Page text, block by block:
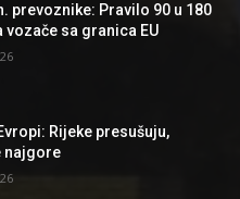
prevoznike: Pravilo 90 u 180
vozače sa granica EU
Rijeke presušuju,
najgore